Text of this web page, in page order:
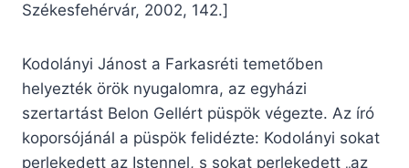
Székesfehérvár, 2002, 142.]
Kodolányi Jánost a Farkasréti temetőben
helyezték örök nyugalomra, az egyházi
szertartást Belon Gellért püspök végezte. Az író
koporsójánál a püspök felidézte: Kodolányi sokat
perlekedett az Istennel, s sokat perlekedett „az